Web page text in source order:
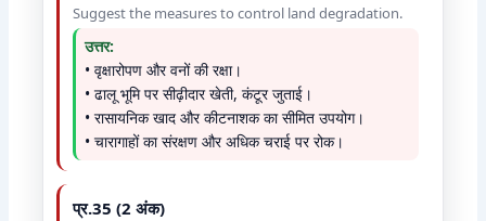
Suggest the measures to control land degradation.
उत्तर:
• वृक्षारोपण और वनों की रक्षा।
• ढालू भूमि पर सीढ़ीदार खेती, कंटूर जुताई।
• रासायनिक खाद और कीटनाशक का सीमित उपयोग।
• चारागाहों का संरक्षण और अधिक चराई पर रोक।
प्र.35 (2 अंक)